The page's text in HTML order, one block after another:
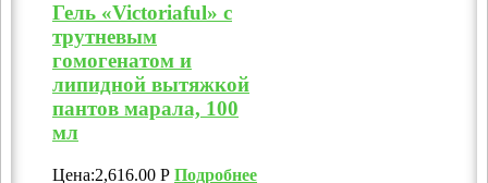
Гель «Victoriaful» с
трутневым
гомогенатом и
липидной вытяжкой
пантов марала, 100
мл
Цена:2,616.00 Р Подробнее